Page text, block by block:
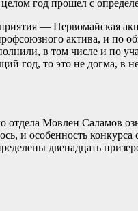
год прошел с
— Первомайская
актива, и по
в том числе и по
год, то это не догма, в
отдела Мовлен Саламов
и особенность конкурса
двенадцать